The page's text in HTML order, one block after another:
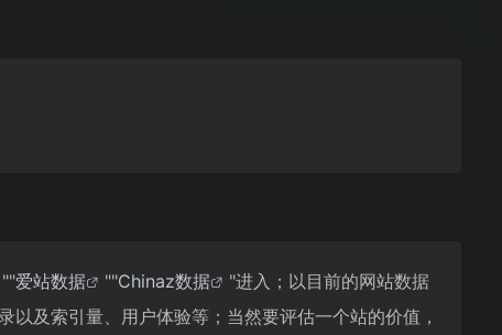
""爱站数据 ""Chinaz数据
"进入；以目前的网站数据
及索引量、用户体验等；当然要评估一个站的价值，